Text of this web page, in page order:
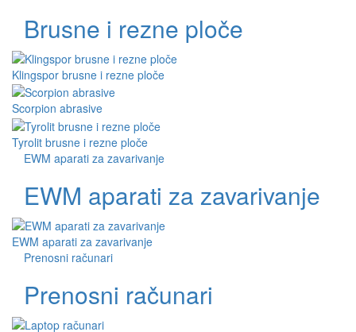
Brusne i rezne ploče
Klingspor brusne i rezne ploče
Scorpion abrasive
Tyrolit brusne i rezne ploče
EWM aparati za zavarivanje
EWM aparati za zavarivanje
EWM aparati za zavarivanje
Prenosni računari
Prenosni računari